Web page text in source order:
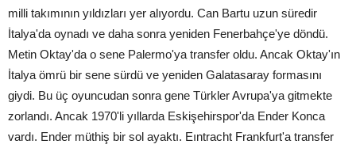
milli takımının yıldızları yer alıyordu. Can Bartu uzun süredir
İtalya'da oynadı ve daha sonra yeniden Fenerbahçe'ye döndü.
Metin Oktay'da o sene Palermo'ya transfer oldu. Ancak Oktay'ın
İtalya ömrü bir sene sürdü ve yeniden Galatasaray formasını
giydi. Bu üç oyuncudan sonra gene Türkler Avrupa'ya gitmekte
zorlandı. Ancak 1970'li yıllarda Eskişehirspor'da Ender Konca
vardı. Ender müthiş bir sol ayaktı. Eıntracht Frankfurt'a transfer